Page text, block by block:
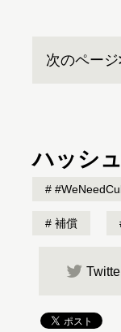
次のページ
ハッシ
補償